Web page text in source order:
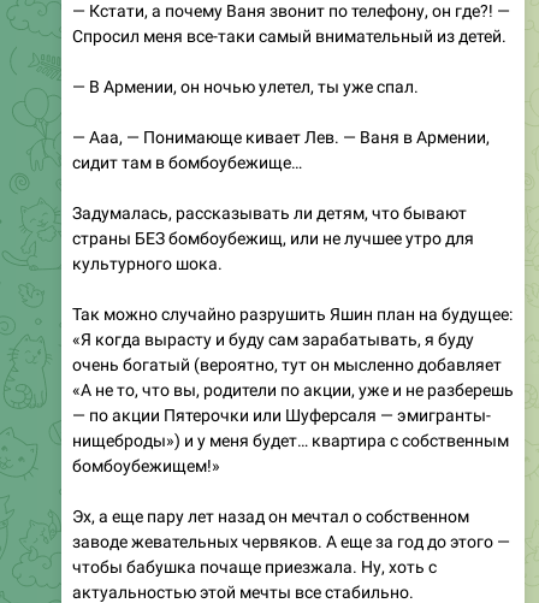
— Кстати, а почему Ваня звонит по телефону, он где?! —
Спросил меня все-таки самый внимательный из детей.
— В Армении, он ночью улетел, ты уже спал.
— Ааа, — Понимающе кивает Лев. — Ваня в Армении,
сидит там в бомбоубежище…
Задумалась, рассказывать ли детям, что бывают
страны БЕЗ бомбоубежищ, или не лучшее утро для
культурного шока.
Так можно случайно разрушить Яшин план на будущее:
«Я когда вырасту и буду сам зарабатывать, я буду
очень богатый (вероятно, тут он мысленно добавляет
«А не то, что вы, родители по акции, уже и не разберешь
— по акции Пятерочки или Шуферсаля — эмигранты-
нищеброды») и у меня будет… квартира с собственным
бомбоубежищем!»
Эх, а еще пару лет назад он мечтал о собственном
заводе жевательных червяков. А еще за год до этого —
чтобы бабушка почаще приезжала. Ну, хоть с
актуальностью этой мечты все стабильно.